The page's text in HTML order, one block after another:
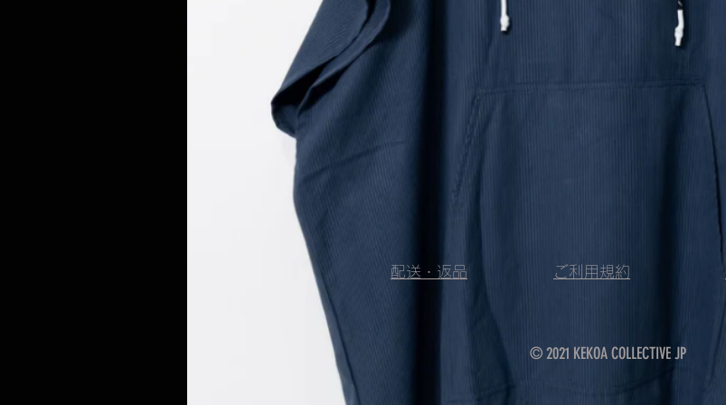
配送・返品 ご利用規約
© 2021 KEKOA COLLECTIVE JP